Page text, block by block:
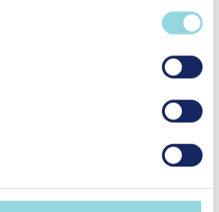
uudistaminen
pitkäaikaista kansallista tukea